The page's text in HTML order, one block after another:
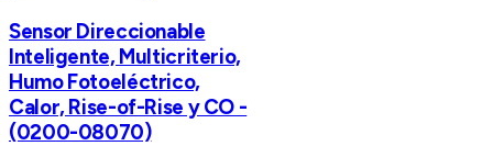
Sensor Direccionable
Inteligente, Multicriterio,
Humo Fotoeléctrico,
Calor, Rise-of-Rise y CO -
(0200-08070)